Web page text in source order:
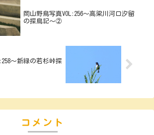
岡山野鳥写真VOL:256～高梁川河口汐留
の探鳥記～②
～新緑の若杉峠探
コメント